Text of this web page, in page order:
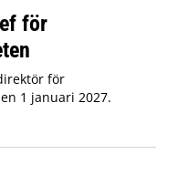
för
för
1 januari 2027.